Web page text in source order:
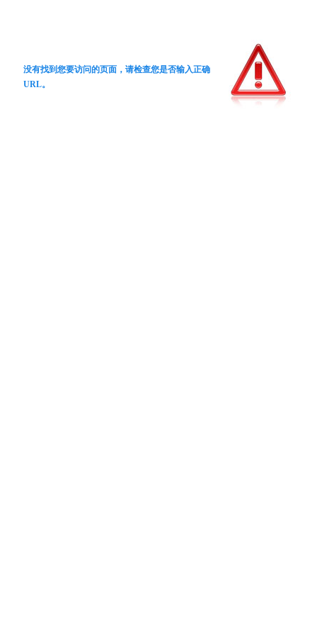
没有找到您要访问的页面，请检查您是否输入正确
URL。